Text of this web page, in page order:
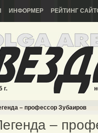
ИНФОРМЕР РЕЙТИНГ
г.
– профессор Зубаиров
–